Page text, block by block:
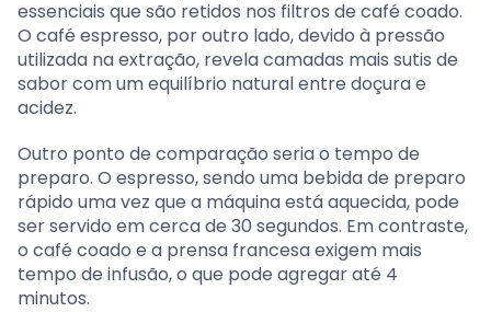
essenciais que são retidos nos filtros de café coado.
O café espresso, por outro lado, devido à pressão
utilizada na extração, revela camadas mais sutis de
sabor com um equilíbrio natural entre doçura e
acidez.
Outro ponto de comparação seria o tempo de
preparo. O espresso, sendo uma bebida de preparo
rápido uma vez que a máquina está aquecida, pode
ser servido em cerca de 30 segundos. Em contraste,
o café coado e a prensa francesa exigem mais
tempo de infusão, o que pode agregar até 4
minutos.